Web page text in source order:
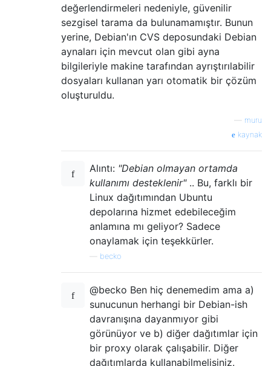
değerlendirmeleri nedeniyle, güvenilir
sezgisel tarama da bulunamamıştır. Bunun
yerine, Debian'ın CVS deposundaki Debian
aynaları için mevcut olan gibi ayna
bilgileriyle makine tarafından ayrıştırılabilir
dosyaları kullanan yarı otomatik bir çözüm
oluşturuldu.
muru
kaynak
Alıntı: "Debian olmayan ortamda
kullanımı desteklenir".. Bu, farklı bir
Linux dağıtımından Ubuntu
depolarına hizmet edebileceğim
anlamına mı geliyor? Sadece
onaylamak için teşekkürler.
becko
@becko Ben hiç denemedim ama a)
sunucunun herhangi bir Debian-ish
davranışına dayanmıyor gibi
görünüyor ve b) diğer dağıtımlar için
bir proxy olarak çalışabilir. Diğer
dağıtımlarda kullanabilmelisiniz.